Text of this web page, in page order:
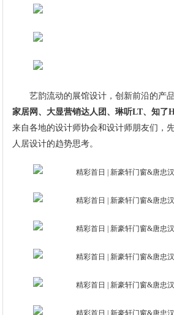
艺韵流动的展馆设计，创新前沿的产
家居网、大显营销达人团、琳听LT、知了
来自各地的设计师协会和设计师朋友们，
人居设计的趋势思考。